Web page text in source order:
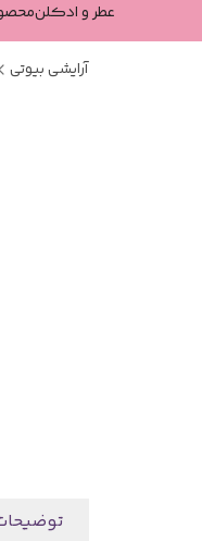
عطر و ادکلن
آرایشی بیوتی